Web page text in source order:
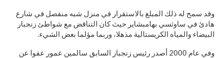
وقد سمح له ذلك المبلغ بالاستقرار في منزل شبه منفصل في شارع
هادئ في ساوثسي بهامبشاير حيث كان التناقض مع شواطئ زنجبار
البيضاء والمياه الكريستالية مذهلا، وربما مؤلما بعض الشيء.
وفي عام 2000 أصدر رئيس زنجبار السابق سالمين عمور عفوا عن